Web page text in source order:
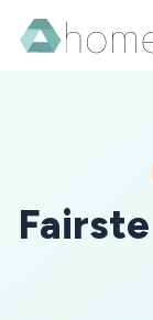
Finanzierung